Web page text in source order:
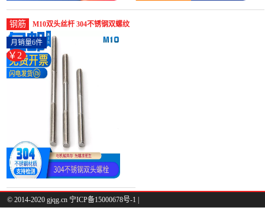
钢筋
M10双头丝杆 304不锈钢双螺纹
螺丝螺杆*x30-螺纹钢(linkup旗
舰店仅售2.25元)
￥2
月销量6件
© 2014-2020 gjqg.cn 宁ICP备15000678号-1 |